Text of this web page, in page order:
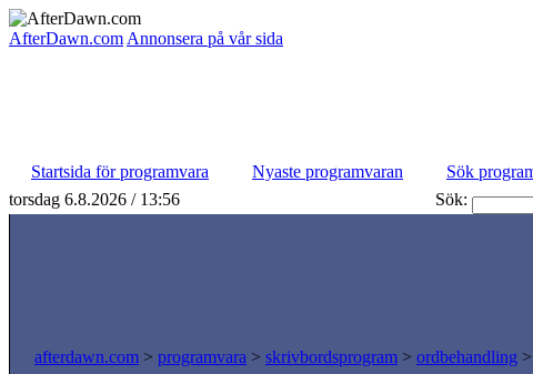
AfterDawn.com Annonsera på vår sida
Startsida för programvara
Nyaste programvaran
Sök
torsdag 6.8.2026 / 13:56
Sök:
afterdawn.com > programvara > skrivbordsprogram > ordbehandling >